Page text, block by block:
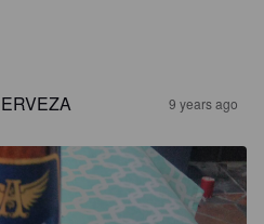
9 years ago